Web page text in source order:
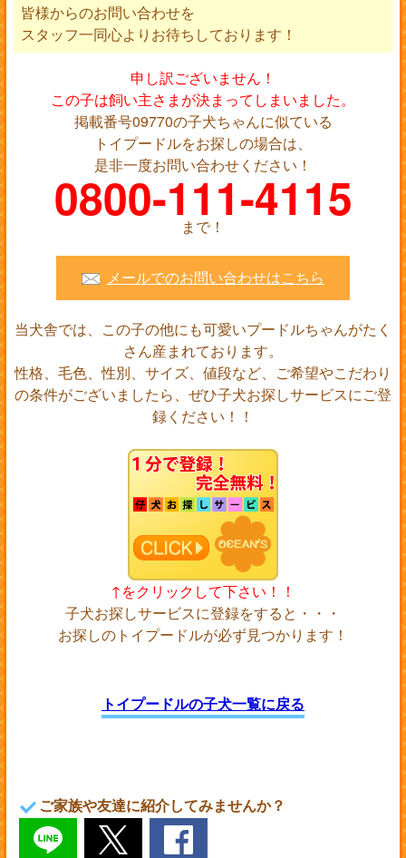
皆様からのお問い合わせを
スタッフ一同心よりお待ちしております！
申し訳ございません！
この子は飼い主さまが決まってしまいました。
掲載番号09770の子犬ちゃんに似ている
トイプードルをお探しの場合は、
是非一度お問い合わせください！
0800-111-4115
まで！
メールでのお問い合わせはこちら
当犬舎では、この子の他にも可愛いプードルちゃんがたく
さん産まれております。
性格、毛色、性別、サイズ、値段など、ご希望やこだわり
の条件がございましたら、ぜひ子犬お探しサービスにご登
録ください！！
↑をクリックして下さい！！
子犬お探しサービスに登録をすると・・・
お探しのトイプードルが必ず見つかります！
トイプードルの子犬一覧に戻る
ご家族や友達に紹介してみませんか？